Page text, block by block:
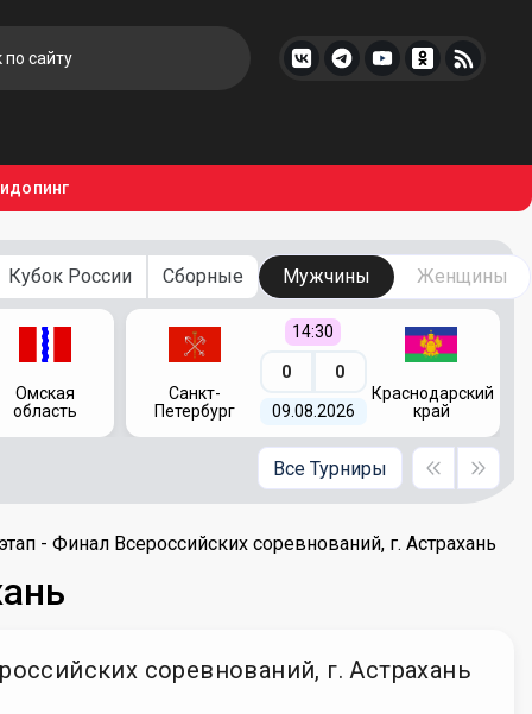
Кубок России Сборные Мужчины Женщины
Омская
область
Санкт-
Петербург
14:30
0 0
09.08.2026
Краснодарский
край
Все Турниры
- Финал Всероссийских соревнований, г. Астрахань
соревнований, г. Астрахань